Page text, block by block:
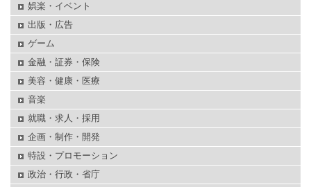
娯楽・イベント
出版・広告
ゲーム
金融・証券・保険
美容・健康・医療
音楽
就職・求人・採用
企画・制作・開発
特設・プロモーション
政治・行政・省庁